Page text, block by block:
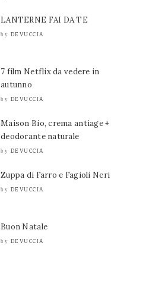
LANTERNE FAI DA TE
by DEVUCCIA
7 film Netflix da vedere in
autunno
by DEVUCCIA
Maison Bio, crema antiage +
deodorante naturale
by DEVUCCIA
Zuppa di Farro e Fagioli Neri
by DEVUCCIA
Buon Natale
by DEVUCCIA